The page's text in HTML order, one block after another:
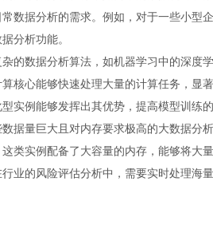
数据分析的需求。例如，对于一些小型
分析功能。
杂的数据分析算法，如机器学习中的深
核心能够快速处理大量的计算任务，显
实例能够发挥出其优势，提高模型训练
数据量巨大且对内存要求极高的大数据
类实例配备了大容量的内存，能够将大
业的风险评估分析中，需要实时处理海